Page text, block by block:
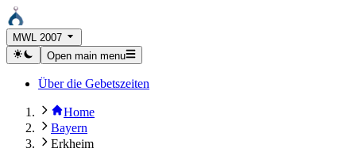
MWL 2007
Open main menu
Über die Gebetszeiten
Home
Bayern
Erkheim